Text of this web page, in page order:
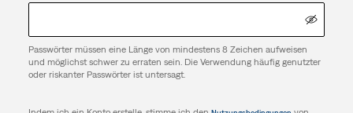
Passwörter müssen eine Länge von mindestens 8 Zeichen aufweisen
und möglichst schwer zu erraten sein. Die Verwendung häufig genutzter
oder riskanter Passwörter ist untersagt.